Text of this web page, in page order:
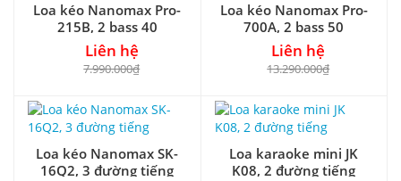
Loa kéo Nanomax Pro-
215B, 2 bass 40
Liên hệ
7.990.000₫
Loa kéo Nanomax Pro-
700A, 2 bass 50
Liên hệ
13.290.000₫
Loa kéo Nanomax SK-
16Q2, 3 đường tiếng
Loa karaoke mini JK
K08, 2 đường tiếng